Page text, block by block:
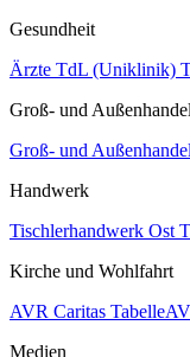
Gesundheit
Ärzte TdL (Uniklinik)
Groß- und Außenhandel
Groß- und
Handwerk
Tischlerhandwerk Ost
Kirche und Wohlfahrt
AVR Caritas Tabelle
Medien